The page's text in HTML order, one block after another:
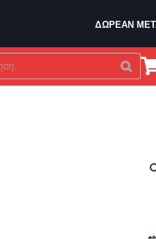
ΔΩΡΕΑΝ